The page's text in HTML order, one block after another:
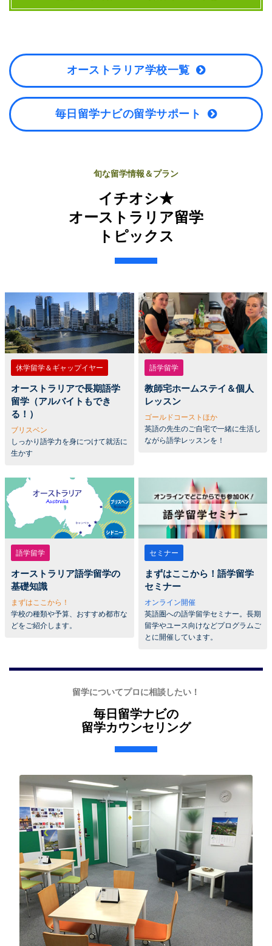
オーストラリア学校一覧
毎日留学ナビの留学サポート
旬な留学情報＆プラン
イチオシ★
オーストラリア留学
トピックス
休学留学＆ギャップイヤー
オーストラリアで長期語学
留学（アルバイトもでき
る！）
ブリスベン
しっかり語学力を身につけて就活に
生かす
語学留学
教師宅ホームステイ＆個人
レッスン
ゴールドコーストほか
英語の先生のご自宅で一緒に生活し
ながら語学レッスンを！
語学留学
オーストラリア語学留学の
基礎知識
まずはここから！
学校の種類や予算、おすすめ都市な
どをご紹介します。
セミナー
まずはここから！語学留学
セミナー
オンライン開催
英語圏への語学留学セミナー。長期
留学やユース向けなどプログラムご
とに開催しています。
留学についてプロに相談したい！
毎日留学ナビの
留学カウンセリング